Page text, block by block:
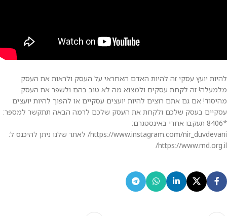
להיות יועץ עסקי זה להיות האדם האחראי על העסק ולראות את העסק
מלמעלה! זה לקחת עסקים ולמצוא מה לא טוב בהם ולשפר את העסק
מהיסוד! אם גם אתם רוצים להיות יועצים עסקיים או להפוך להיות יועצים
עסקיים בעסק שלכם ולקחת את העסק שלכם לרמה הבאה תתקשר למספר:
*8406 תעקבו אחרי באינסטגרם:
https://www.instagram.com/nir_duvdevani/ לאתר שלנו ניתן להיכנס ל:
https://www.rnd.org.il/